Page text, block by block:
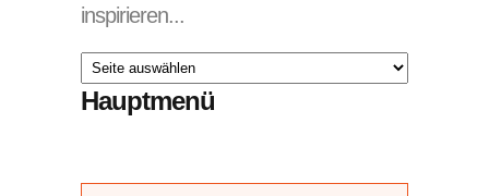
inspirieren...
Hauptmenü